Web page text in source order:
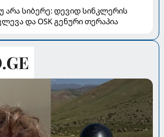
არა სიბერე: დევიდ სინკლერის
და OSK გენური თერაპია